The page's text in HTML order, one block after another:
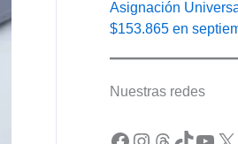
Asignación
$153.865 en
Nuestras redes